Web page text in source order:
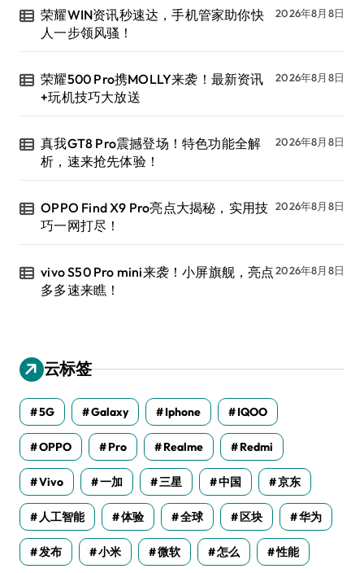
荣耀WIN资讯秒速达，手机管家助你快
人一步领风骚！
2026年8月8日
荣耀500 Pro携MOLLY来袭！最新资讯
+玩机技巧大放送
2026年8月8日
真我GT8 Pro震撼登场！特色功能全解
析，速来抢先体验！
2026年8月8日
OPPO Find X9 Pro亮点大揭秘，实用技
巧一网打尽！
2026年8月8日
vivo S50 Pro mini来袭！小屏旗舰，亮点
多多速来瞧！
2026年8月8日
云标签
5G Galaxy Iphone IQOO
OPPO Pro Realme Redmi
Vivo 一加 三星 中国 京东
人工智能 体验 全球 区块 华为
发布 小米 微软 怎么 性能